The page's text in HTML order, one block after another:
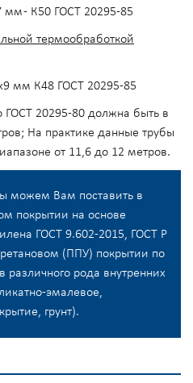
мм - К50 ГОСТ 20295-85
термообработкой
мм К48 ГОСТ 20295-85
ГОСТ 20295-80 должна быть в
На практике данные трубы
от 11,6 до 12 метров.
можем Вам поставить в
покрытии на основе
ГОСТ 9.602-2015, ГОСТ Р
(ППУ) покрытии по
различного рода внутренних
эмалевое,
грунт).